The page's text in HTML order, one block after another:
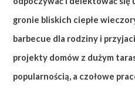
gronie bliskich ciepłe
barbecue dla rodziny i
projekty domów z dużym
popularnością, a czołowe